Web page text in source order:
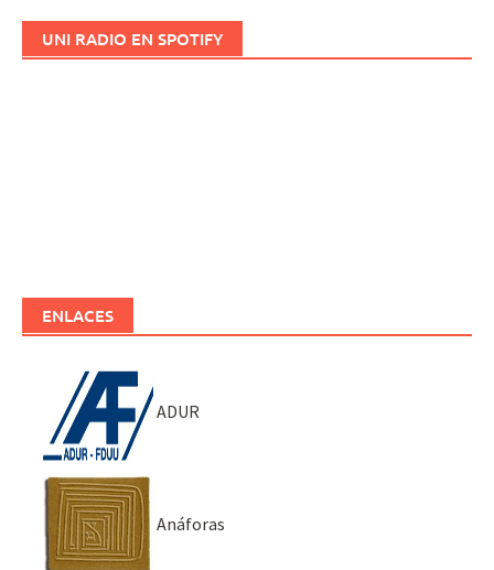
UNI RADIO EN SPOTIFY
ENLACES
ADUR
Anáforas